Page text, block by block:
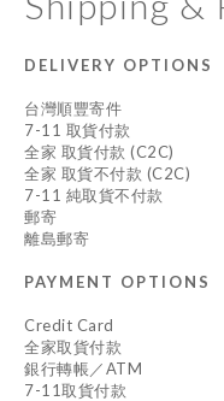
DELIVERY OPTIONS
台灣順豐寄件
7-11 取貨付款
全家 取貨付款 (C2C)
全家 取貨不付款 (C2C)
7-11 純取貨不付款
郵寄
離島郵寄
PAYMENT OPTIONS
Credit Card
全家取貨付款
銀行轉帳／ATM
7-11取貨付款